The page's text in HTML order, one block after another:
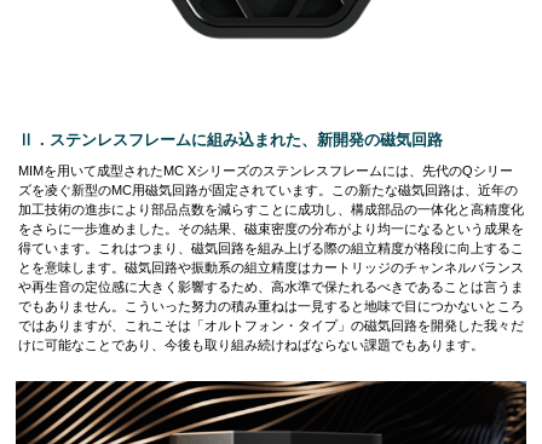
Ⅱ．ステンレスフレームに組み込まれた、新開発の磁気回路
MIMを用いて成型されたMC Xシリーズのステンレスフレームには、先代のQシリー
ズを凌ぐ新型のMC用磁気回路が固定されています。この新たな磁気回路は、近年の
加工技術の進歩により部品点数を減らすことに成功し、構成部品の一体化と高精度化
をさらに一歩進めました。その結果、磁束密度の分布がより均一になるという成果を
得ています。これはつまり、磁気回路を組み上げる際の組立精度が格段に向上するこ
とを意味します。磁気回路や振動系の組立精度はカートリッジのチャンネルバランス
や再生音の定位感に大きく影響するため、高水準で保たれるべきであることは言うま
でもありません。こういった努力の積み重ねは一見すると地味で目につかないところ
ではありますが、これこそは「オルトフォン・タイプ」の磁気回路を開発した我々だ
けに可能なことであり、今後も取り組み続けねばならない課題でもあります。